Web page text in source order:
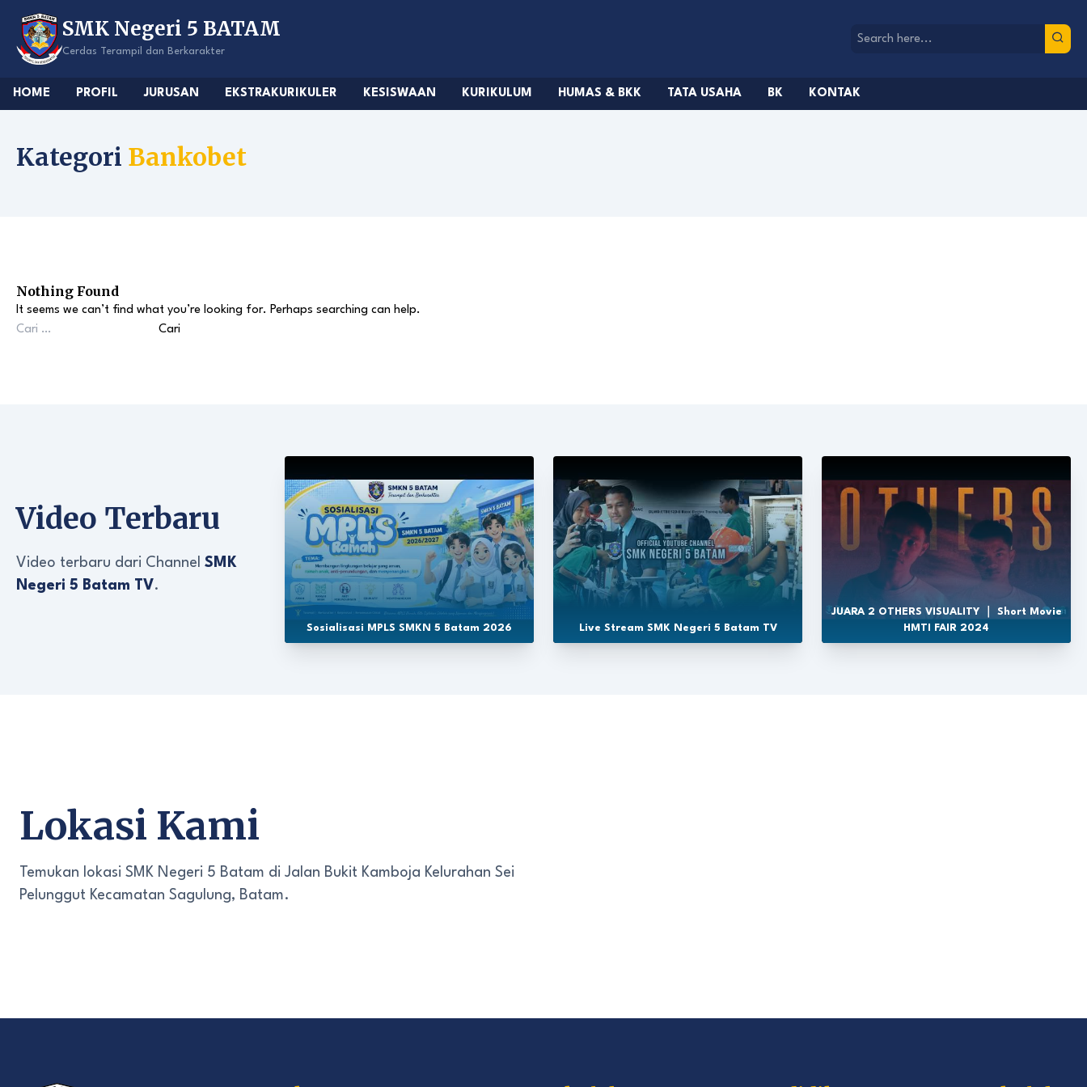
content
SMK Negeri 5 BATAM
Cerdas Terampil dan Berkarakter
HOME PROFIL JURUSAN EKSTRAKURIKULER KESISWAAN KURIKULUM HUMAS & BKK TATA USAHA BK KONTAK
Kategori Bankobet
Nothing Found
It seems we can’t find what you’re looking for. Perhaps searching can help.
Cari
Video Terbaru
Video terbaru dari Channel SMK
Negeri 5 Batam TV.
Sosialisasi MPLS SMKN 5 Batam 2026 Live Stream SMK Negeri 5 Batam TV
JUARA 2 OTHERS VISUALITY ｜ Short Movie
HMTI FAIR 2024
Lokasi Kami
Temukan lokasi SMK Negeri 5 Batam di Jalan Bukit Kamboja Kelurahan Sei
Pelunggut Kecamatan Sagulung, Batam.